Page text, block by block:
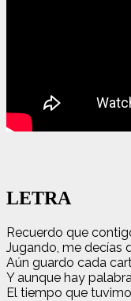
LETRA
Recuerdo que
Jugando, me decías
Aún guardo cada
Y aunque hay
El tiempo que